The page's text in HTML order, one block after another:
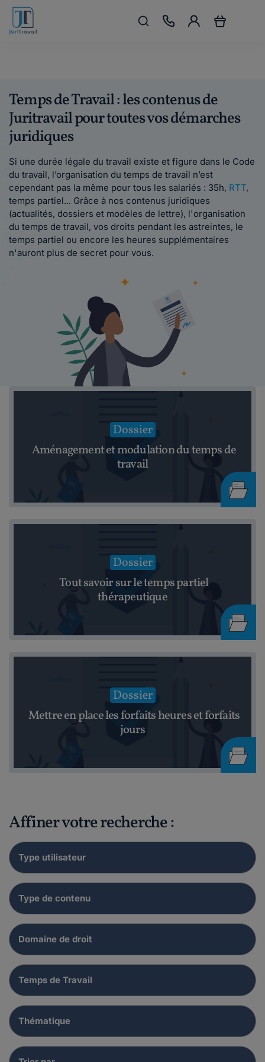
Temps de Travail : les contenus de
Juritravail pour toutes vos démarches
juridiques
Si une durée légale du travail existe et figure dans le Code
du travail, l’organisation du temps de travail n’est
cependant pas la même pour tous les salariés : 35h, RTT,
temps partiel... Grâce à nos contenus juridiques
(actualités, dossiers et modèles de lettre), l'organisation
du temps de travail, vos droits pendant les astreintes, le
temps partiel ou encore les heures supplémentaires
n'auront plus de secret pour vous.
Dossier
Aménagement et modulation du temps de
travail
Dossier
Tout savoir sur le temps partiel
thérapeutique
Dossier
Mettre en place les forfaits heures et forfaits
jours
Affiner votre recherche :